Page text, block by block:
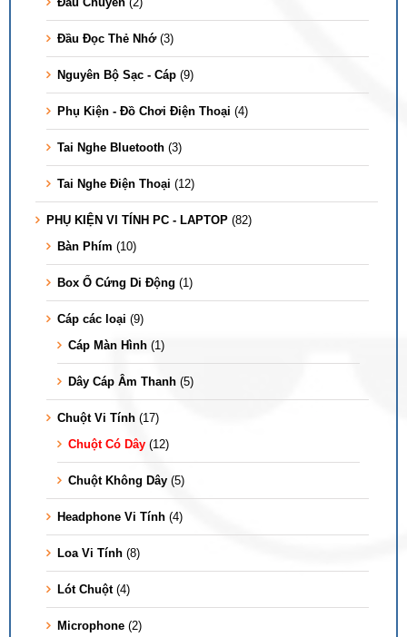
Đầu Đọc Thẻ Nhớ (3)
Nguyên Bộ Sạc - Cáp (9)
Phụ Kiện - Đồ Chơi Điện Thoại (4)
Tai Nghe Bluetooth (3)
Tai Nghe Điện Thoại (12)
PHỤ KIỆN VI TÍNH PC - LAPTOP (82)
Bàn Phím (10)
Box Ổ Cứng Di Động (1)
Cáp các loại (9)
Cáp Màn Hình (1)
Dây Cáp Âm Thanh (5)
Chuột Vi Tính (17)
Chuột Có Dây (12)
Chuột Không Dây (5)
Headphone Vi Tính (4)
Loa Vi Tính (8)
Lót Chuột (4)
Microphone (2)